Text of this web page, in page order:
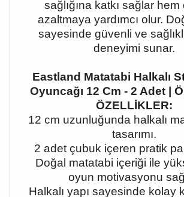
sağlığına katkı sağlar
azaltmaya yardımcı olur.
sayesinde güvenli ve
deneyimi sunar.
Eastland Matatabi Halkalı
Oyuncağı 12 Cm - 2 Adet |
ÖZELLİKLER:
12 cm uzunluğunda halkalı
tasarımı.
2 adet çubuk içeren pratik
Doğal matatabi içeriği ile
oyun motivasyonu
Halkalı yapı sayesinde kolay